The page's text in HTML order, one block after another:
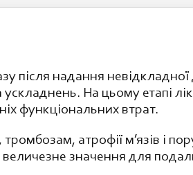
після надання
На цьому етапі
функціональних втрат.
атрофії м’язів і
значення для